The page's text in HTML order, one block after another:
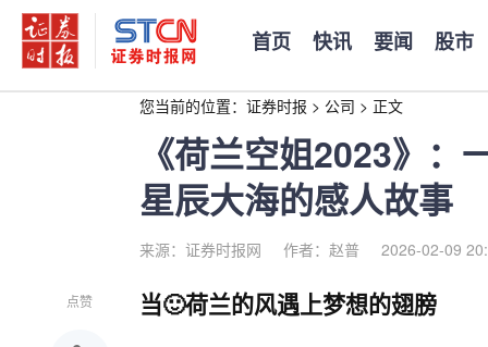
首页 快讯 要闻 股市
您当前的位置： 证券时报 > 公司 > 正文
《荷兰空姐2023》
星辰大海的感人故事
来源：证券时报网 作者：赵普 2026-02-09
点赞 当🙂荷兰的风遇上梦想的翅膀